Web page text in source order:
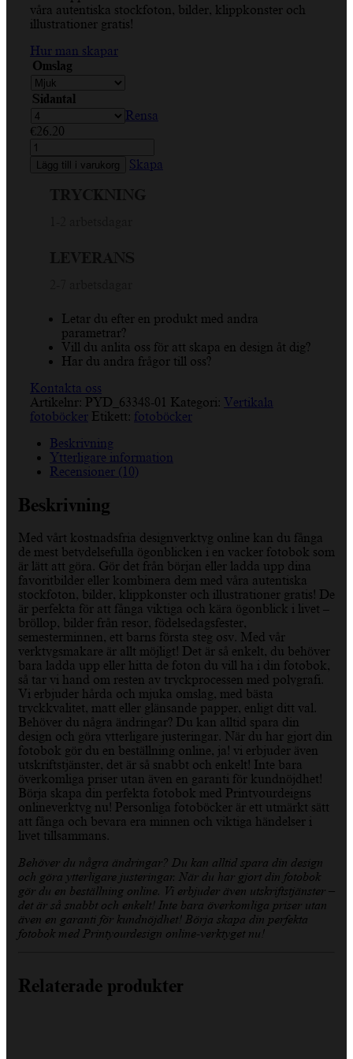
våra autentiska stockfoton, bilder, klippkonster och
illustrationer gratis!
Hur man skapar
Omslag
Sidantal
Rensa
€26.20
Blommor,
kamerarulle,
universell
Lägg till i varukorg Skapa
Letar du efter en produkt med andra
parametrar?
Vill du anlita oss för att skapa en design åt dig?
Har du andra frågor till oss?
Kontakta oss
Artikelnr: PYD_63348-01 Kategori: Vertikala
fotoböcker Etikett: fotoböcker
Beskrivning
Ytterligare information
Recensioner (10)
Beskrivning
Med vårt kostnadsfria designverktyg online kan du fånga
de mest betydelsefulla ögonblicken i en vacker fotobok som
är lätt att göra. Gör det från början eller ladda upp dina
favoritbilder eller kombinera dem med våra autentiska
stockfoton, bilder, klippkonster och illustrationer gratis! De
är perfekta för att fånga viktiga och kära ögonblick i livet –
bröllop, bilder från resor, födelsedagsfester,
semesterminnen, ett barns första steg osv. Med vår
verktygsmakare är allt möjligt! Det är så enkelt, du behöver
bara ladda upp eller hitta de foton du vill ha i din fotobok,
så tar vi hand om resten av tryckprocessen med polygrafi.
Vi erbjuder hårda och mjuka omslag, med bästa
tryckkvalitet, matt eller glänsande papper, enligt ditt val.
Behöver du några ändringar? Du kan alltid spara din
design och göra ytterligare justeringar. När du har gjort din
fotobok gör du en beställning online, ja! vi erbjuder även
utskriftstjänster, det är så snabbt och enkelt! Inte bara
överkomliga priser utan även en garanti för kundnöjdhet!
Börja skapa din perfekta fotobok med Printyourdeigns
onlineverktyg nu! Personliga fotoböcker är ett utmärkt sätt
att fånga och bevara era minnen och viktiga händelser i
livet tillsammans.
Behöver du några ändringar? Du kan alltid spara din design
och göra ytterligare justeringar. När du har gjort din fotobok
gör du en beställning online. Vi erbjuder även utskriftstjänster –
det är så snabbt och enkelt! Inte bara överkomliga priser utan
även en garanti för kundnöjdhet! Börja skapa din perfekta
fotobok med Printyourdesign online-verktyget nu!
Relaterade produkter